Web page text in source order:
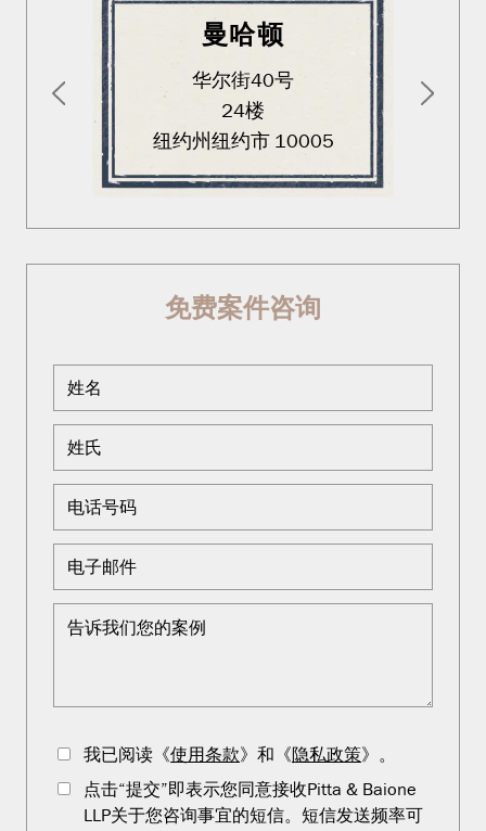
曼哈顿
华尔街40号
24楼
纽约州纽约市 10005
免费案件咨询
我已阅读《使用条款》和《 隐私政策》。
点击“提交”即表示您同意接收Pitta & Baione
LLP关于您咨询事宜的短信。短信发送频率可